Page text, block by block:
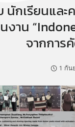
กเรียนและ
งาน
จากการ
1 กัน